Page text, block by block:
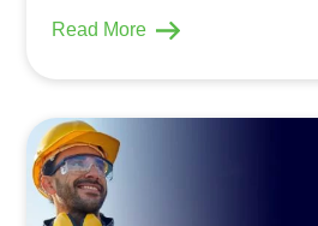
Read More